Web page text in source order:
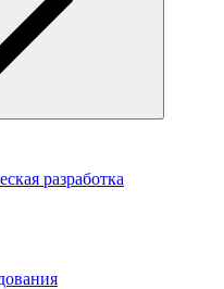
разработка